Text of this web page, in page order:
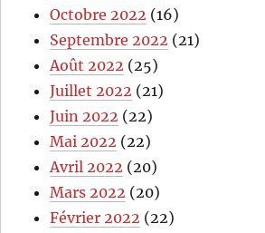
Octobre 2022 (16)
Septembre 2022 (21)
Août 2022 (25)
Juillet 2022 (21)
Juin 2022 (22)
Mai 2022 (22)
Avril 2022 (20)
Mars 2022 (20)
Février 2022 (22)